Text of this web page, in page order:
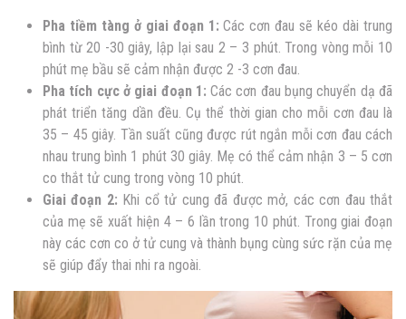
Pha tiềm tàng ở giai đoạn 1: Các cơn đau sẽ kéo dài trung
bình từ 20 -30 giây, lập lại sau 2 – 3 phút. Trong vòng mỗi 10
phút mẹ bầu sẽ cảm nhận được 2 -3 cơn đau.
Pha tích cực ở giai đoạn 1: Các cơn đau bụng chuyển dạ đã
phát triển tăng dần đều. Cụ thể thời gian cho mỗi cơn đau là
35 – 45 giây. Tần suất cũng được rút ngắn mỗi cơn đau cách
nhau trung bình 1 phút 30 giây. Mẹ có thể cảm nhận 3 – 5 cơn
co thắt tử cung trong vòng 10 phút.
Giai đoạn 2: Khi cổ tử cung đã được mở, các cơn đau thắt
của mẹ sẽ xuất hiện 4 – 6 lần trong 10 phút. Trong giai đoạn
này các cơn co ở tử cung và thành bụng cùng sức rặn của mẹ
sẽ giúp đẩy thai nhi ra ngoài.